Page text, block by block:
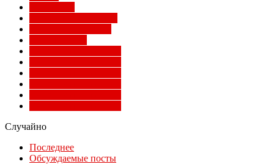
Случайно
Последнее
Обсуждаемые посты